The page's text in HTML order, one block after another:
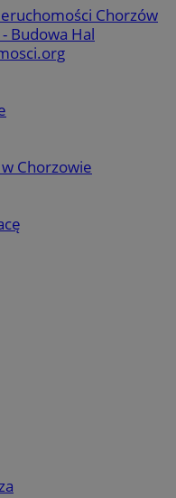
Chorzów
Budowa Hal
Chorzowie